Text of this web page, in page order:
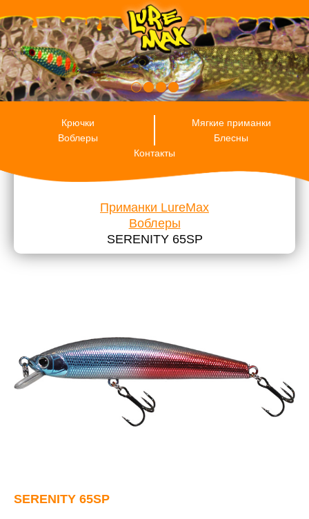
ENG
ES
Крючки
Мягкие приманки
Воблеры
Блесны
Контакты
Приманки LureMax
Воблеры
SERENITY 65SP
SERENITY 65SP